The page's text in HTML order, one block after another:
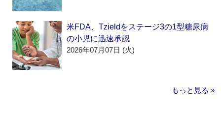
米FDA、Tzieldをステージ3の1型糖尿病
の小児に迅速承認
2026年07月07日 (火)
もっと見る »